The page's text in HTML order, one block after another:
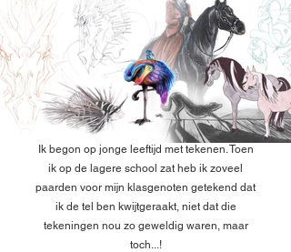
Ik begon op jonge leeftijd met tekenen. Toen
ik op de lagere school zat heb ik zoveel
paarden voor mijn klasgenoten getekend dat
ik de tel ben kwijtgeraakt, niet dat die
tekeningen nou zo geweldig waren, maar
toch...!